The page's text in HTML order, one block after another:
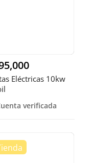
Eléctricas 10kw
verificada